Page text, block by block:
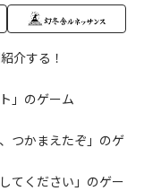
介する！
」のゲーム
つかまえたぞ」のゲ
てください」のゲー